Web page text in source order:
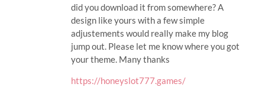
did you download it from somewhere? A
design like yours with a few simple
adjustements would really make my blog
jump out. Please let me know where you got
your theme. Many thanks
https://honeyslot777.games/